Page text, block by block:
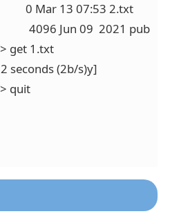
0 Mar 13 07:53 2.txt
4096 Jun 09  2021 pub
get 1.txt
seconds (2b/s)y]
quit